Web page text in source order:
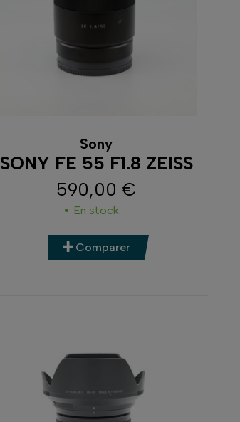
Sony
SONY FE 55 F1.8 ZEISS
Prix
590,00 €
En stock
Comparer